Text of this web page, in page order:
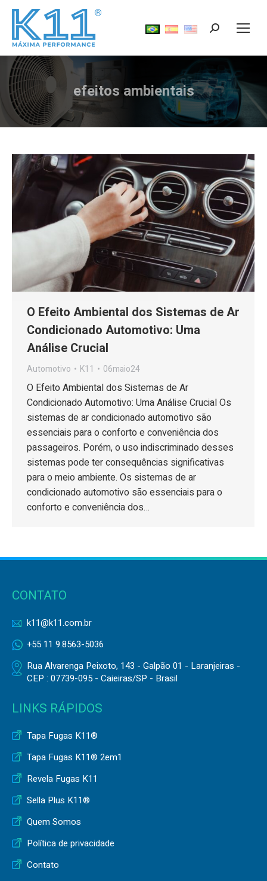
Search:
efeitos ambientais
Você está aqui:
O Efeito Ambiental dos Sistemas de Ar
Condicionado Automotivo: Uma
Análise Crucial
Automotivo K11 06maio24
O Efeito Ambiental dos Sistemas de Ar
Condicionado Automotivo: Uma Análise Crucial Os
sistemas de ar condicionado automotivo são
essenciais para o conforto e conveniência dos
passageiros. Porém, o uso indiscriminado desses
sistemas pode ter consequências significativas
para o meio ambiente. Os sistemas de ar
condicionado automotivo são essenciais para o
conforto e conveniência dos…
CONTATO
k11@k11.com.br
+55 11 9.8563-5036
Rua Alvarenga Peixoto, 143 - Galpão 01 - Laranjeiras -
CEP : 07739-095 - Caieiras/SP - Brasil
LINKS RÁPIDOS
Tapa Fugas K11®
Tapa Fugas K11® 2em1
Revela Fugas K11
Sella Plus K11®
Quem Somos
Política de privacidade
Contato